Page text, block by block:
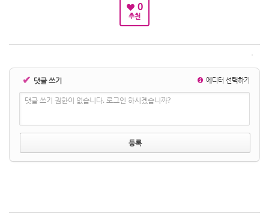
0
추천
✔ 댓글 쓰기 에디터 선택하기
댓글 쓰기 권한이 없습니다. 로그인 하시겠습니까?